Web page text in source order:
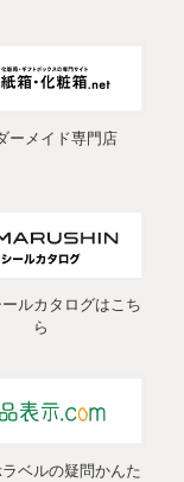
ーメイド専門店
ルカタログはこち
ら
ベルの疑問かんた